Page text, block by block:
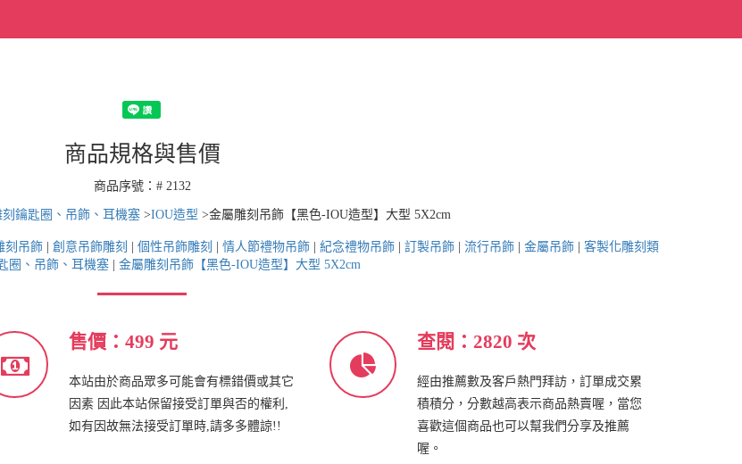
商品規格與售價
商品序號：# 2132
刻鑰匙圈、吊飾、耳機塞 >IOU造型 >金屬雕刻吊飾【黑色-IOU造型】大型 5X2cm
刻吊飾| 創意吊飾雕刻 個性吊飾雕刻 情人節禮物吊飾| 紀念禮物吊飾| 訂製吊飾| 流行吊飾| 金屬吊飾| 客製化雕刻類
圈、吊飾、耳機塞| 金屬雕刻吊飾【黑色-IOU造型】大型 5X2cm
售價：499 元
本站由於商品眾多可能會有標錯價或其它
因素 因此本站保留接受訂單與否的權利,
如有因故無法接受訂單時,請多多體諒!!
查閱：2820 次
經由推薦數及客戶熱門拜訪，訂單成交累
積積分，分數越高表示商品熱賣喔，當您
喜歡這個商品也可以幫我們分享及推薦
喔。